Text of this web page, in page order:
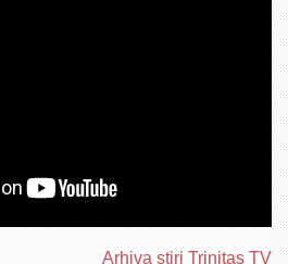
Arhiva ştiri Trinitas TV